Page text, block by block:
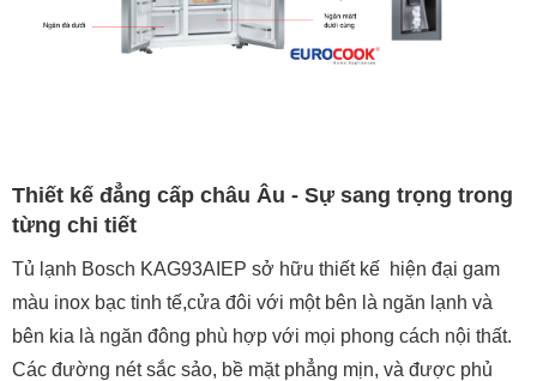
Thiết kế đẳng cấp châu Âu - Sự sang trọng trong
từng chi tiết
Tủ lạnh Bosch KAG93AIEP sở hữu thiết kế hiện đại gam
màu inox bạc tinh tế,cửa đôi với một bên là ngăn lạnh và
bên kia là ngăn đông phù hợp với mọi phong cách nội thất.
Các đường nét sắc sảo, bề mặt phẳng mịn, và được phủ